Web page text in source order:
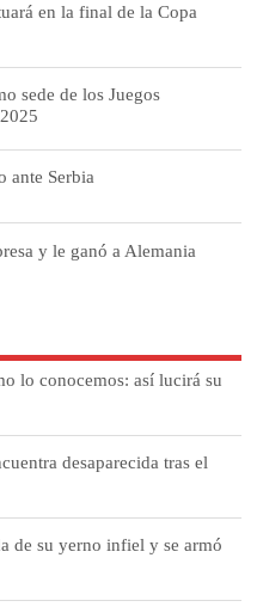
en la final de la Copa
sede de los Juegos
ante Serbia
y le ganó a Alemania
lo conocemos: así lucirá su
desaparecida tras el
de su yerno infiel y se armó